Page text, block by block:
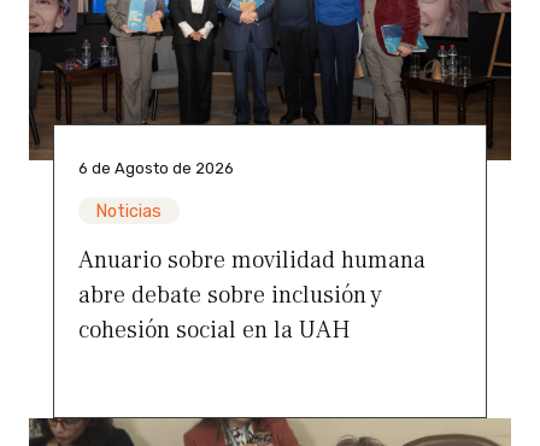
6 de Agosto de 2026
Noticias
Anuario sobre movilidad humana
abre debate sobre inclusión y
cohesión social en la UAH